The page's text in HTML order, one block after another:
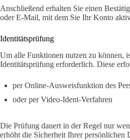
Anschließend erhalten Sie einen
oder E-Mail, mit dem Sie Ihr Konto
Identitätsprüfung
Um alle Funktionen nutzen zu können,
Identitätsprüfung erforderlich. Diese
per Online-Ausweisfunktion des
oder per Video-Ident-Verfahren
Die Prüfung dauert in der Regel nur
erhöht die Sicherheit Ihrer persönlichen